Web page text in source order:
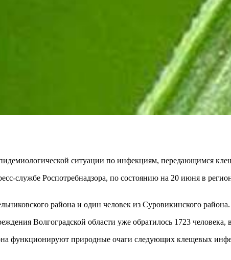
ситуации по инфекциям, передающимся
Роспотребнадзора, по состоянию на 20 июня в
района и один человек из Суровикинского
Волгоградской области уже обратилось 1723 человека,
функционируют природные очаги следующих клещевых